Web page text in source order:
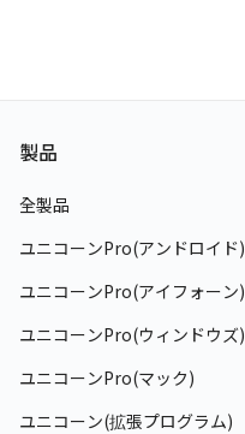
製品
全製品
ユニコーンPro(アンドロイド)
ユニコーンPro(アイフォーン)
ユニコーンPro(ウィンドウズ)
ユニコーンPro(マック)
ユニコーン(拡張プログラム)